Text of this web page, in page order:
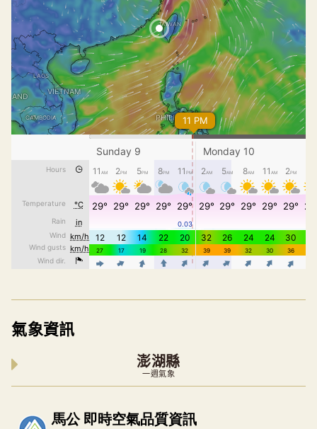
氣象資訊
澎湖縣
一週氣象
內嵌空氣品質小工具為視覺預覽，完整即時空